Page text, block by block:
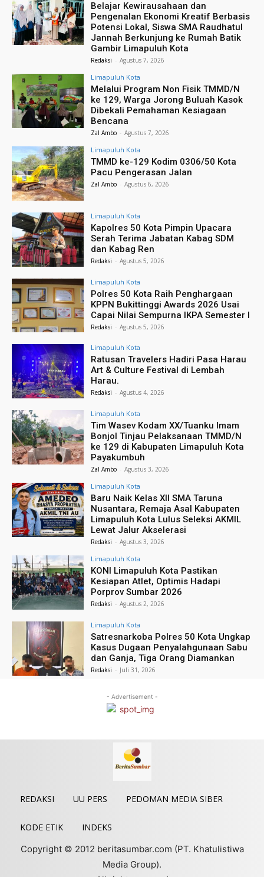
Belajar Kewirausahaan dan
Pengenalan Ekonomi Kreatif Berbasis
Potensi Lokal, Siswa SMA Raudhatul
Jannah Berkunjung ke Rumah Batik
Gambir Limapuluh Kota
Redaksi - Agustus 7, 2026
Limapuluh Kota
Melalui Program Non Fisik TMMD/N
ke 129, Warga Jorong Buluah Kasok
Dibekali Pemahaman Kesiagaan
Bencana
Zal Ambo - Agustus 7, 2026
Limapuluh Kota
TMMD ke-129 Kodim 0306/50 Kota
Pacu Pengerasan Jalan
Zal Ambo - Agustus 6, 2026
Limapuluh Kota
Kapolres 50 Kota Pimpin Upacara
Serah Terima Jabatan Kabag SDM
dan Kabag Ren
Redaksi - Agustus 5, 2026
Limapuluh Kota
Polres 50 Kota Raih Penghargaan
KPPN Bukittinggi Awards 2026 Usai
Capai Nilai Sempurna IKPA Semester I
Redaksi - Agustus 5, 2026
Limapuluh Kota
Ratusan Travelers Hadiri Pasa Harau
Art & Culture Festival di Lembah
Harau.
Redaksi - Agustus 4, 2026
Limapuluh Kota
Tim Wasev Kodam XX/Tuanku Imam
Bonjol Tinjau Pelaksanaan TMMD/N
ke 129 di Kabupaten Limapuluh Kota
Payakumbuh
Zal Ambo - Agustus 3, 2026
Limapuluh Kota
Baru Naik Kelas XII SMA Taruna
Nusantara, Remaja Asal Kabupaten
Limapuluh Kota Lulus Seleksi AKMIL
Lewat Jalur Akselerasi
Redaksi - Agustus 3, 2026
Limapuluh Kota
KONI Limapuluh Kota Pastikan
Kesiapan Atlet, Optimis Hadapi
Porprov Sumbar 2026
Redaksi - Agustus 2, 2026
Limapuluh Kota
Satresnarkoba Polres 50 Kota Ungkap
Kasus Dugaan Penyalahgunaan Sabu
dan Ganja, Tiga Orang Diamankan
Redaksi - Juli 31, 2026
- Advertisement -
REDAKSI UU PERS PEDOMAN MEDIA SIBER
KODE ETIK
INDEKS
Copyright © 2012 beritasumbar.com (PT. Khatulistiwa
Media Group).